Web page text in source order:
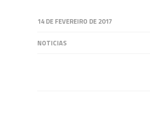
14 DE FEVEREIRO DE 2017
NOTICIAS